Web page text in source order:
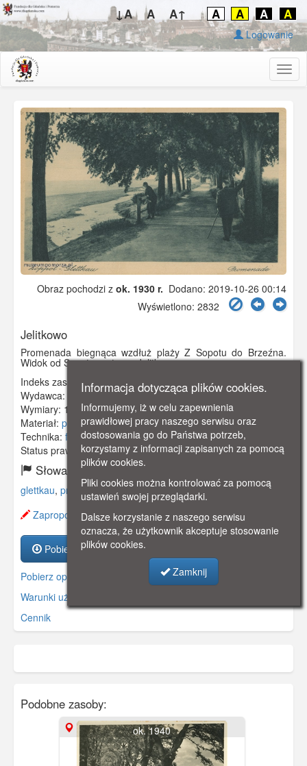
↓A A A↑ A A A A
Logowanie
Obraz pochodzi z ok. 1930 r. Dodano: 2019-10-26 00:14
Wyświetlono: 2832
Jelitkowo
Promenada biegnąca wzdłuż plaży Z Sopotu do Brzeźna.
Widok od Sopotu w stronę Jelitkowa.
Indeks zasobu: GSP00433
Wydawca:
Otto Ludwig, Danzig
Wymiary: 140 x 90 mm
Materiał: pocztówka
Technika: fotografia czarno-biała
Status prawny:Użycie Niekomercyjne
Słowa kluczowe:
glettkau, promenada,plaża,
Zaproponuj zmianę opisu.
Pobierz zasób
Pobierz opis
Warunki używania zasobów.
Cennik
Podobne zasoby:
ok. 1940
Informacja dotycząca plików cookies.
Informujemy, iż w celu zapewnienia
prawidłowej pracy naszego serwisu oraz
dostosowania go do Państwa potrzeb,
korzystamy z informacji zapisanych za pomocą
plików cookies.
Pliki cookies można kontrolować za pomocą
ustawień swojej przeglądarki.
Dalsze korzystanie z naszego serwisu
oznacza, że użytkownik akceptuje stosowanie
plików cookies.
Zamknij